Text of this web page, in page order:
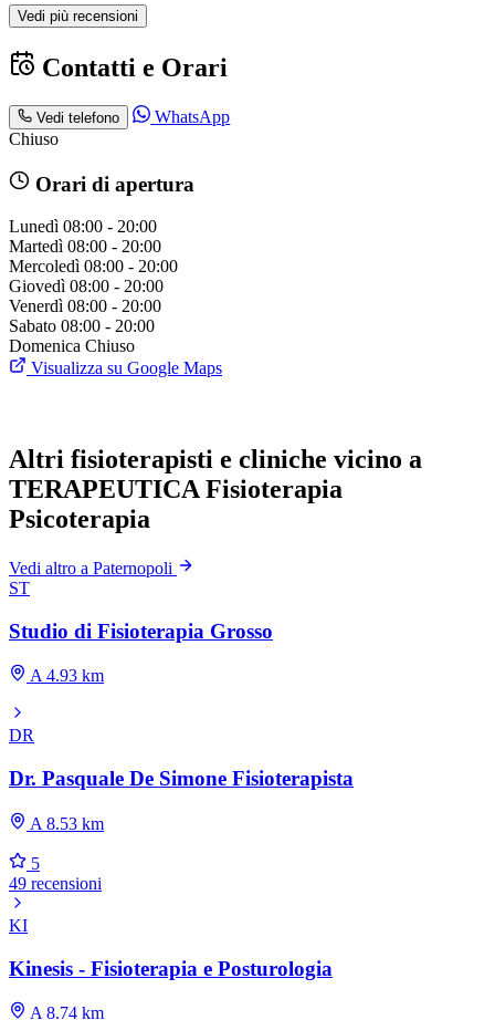
Vedi più recensioni
Contatti e Orari
Vedi telefono
WhatsApp
Chiuso
Orari di apertura
Lunedì 08:00 - 20:00
Martedì 08:00 - 20:00
Mercoledì 08:00 - 20:00
Giovedì 08:00 - 20:00
Venerdì 08:00 - 20:00
Sabato 08:00 - 20:00
Domenica Chiuso
Visualizza su Google Maps
Altri fisioterapisti e cliniche vicino a
TERAPEUTICA Fisioterapia
Psicoterapia
Vedi altro a Paternopoli
ST
Studio di Fisioterapia Grosso
A 4.93 km
DR
Dr. Pasquale De Simone Fisioterapista
A 8.53 km
5
49 recensioni
KI
Kinesis - Fisioterapia e Posturologia
A 8.74 km